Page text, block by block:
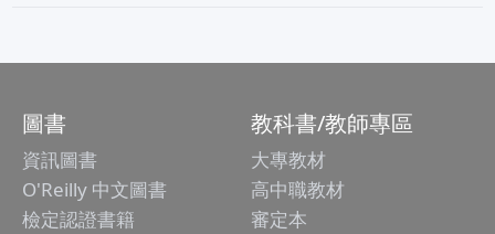
圖書
資訊圖書
O'Reilly 中文圖書
檢定認證書籍
教科書/教師專區
大專教材
高中職教材
審定本